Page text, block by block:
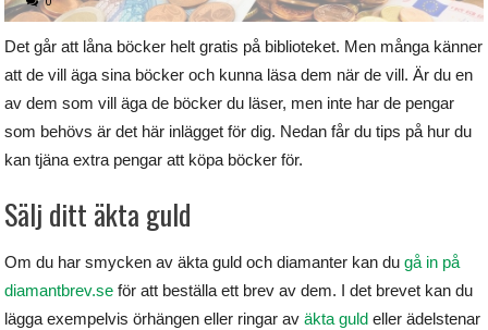
Det går att låna böcker helt gratis på biblioteket. Men många känner
att de vill äga sina böcker och kunna läsa dem när de vill. Är du en
av dem som vill äga de böcker du läser, men inte har de pengar
som behövs är det här inlägget för dig. Nedan får du tips på hur du
kan tjäna extra pengar att köpa böcker för.
Sälj ditt äkta guld
Om du har smycken av äkta guld och diamanter kan dugå in på
diamantbrev.se för att beställa ett brev av dem. I det brevet kan du
lägga exempelvis örhängen eller ringar av äkta guld eller ädelstenar